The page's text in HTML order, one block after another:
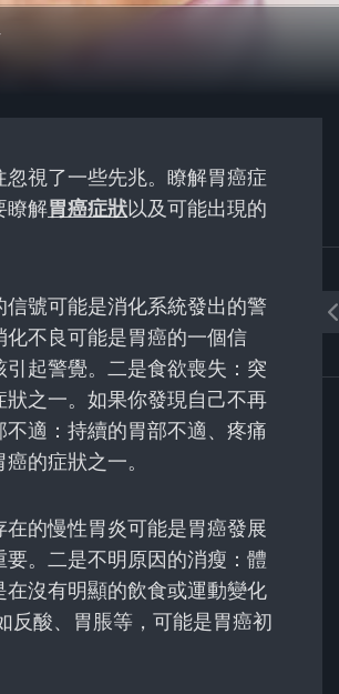
視了一些先兆。瞭解胃癌症
瞭解胃癌症狀以及可能出現的
號可能是消化系統發出的警
不良可能是胃癌的一個信
起警覺。二是食欲喪失：突
之一。如果你發現自己不再
適：持續的胃部不適、疼痛
的症狀之一。
的慢性胃炎可能是胃癌發展
。二是不明原因的消瘦：體
沒有明顯的飲食或運動變化
反酸、胃脹等，可能是胃癌初